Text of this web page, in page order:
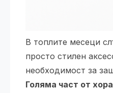
В топлите месеци
просто стилен
необходимост за
Голяма част от